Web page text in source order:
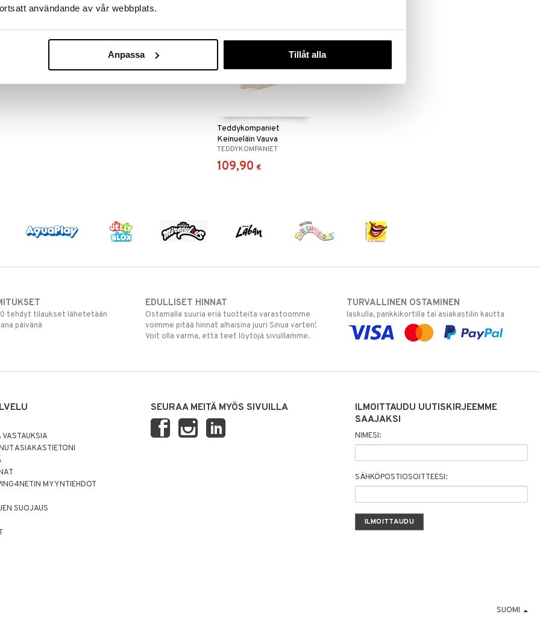
användande av vår webbplats.
Anpassa Tillåt alla
Teddykompaniet
Keinueläin Vauva
Elefantti
TEDDYKOMPANIET
109,90 €
tehdyt tilaukset lähetetään
päivänä
EDULLISET HINNAT
Ostamalla suuria eriä tuotteita varastoomme
voimme pitää hinnat alhaisina juuri Sinua varten!
Voit olla varma, että teet löytöjä sivuillamme.
TURVALLINEN OSTAMINEN
laskulla, pankkikortilla tai asiakastilin kautta
ASIAKASTIETONI
MYYNTIEHDOT
SUOJAUS
SEURAA MEITÄ MYÖS SIVUILLA
ILMOITTAUDU UUTISKIRJEEMME
SAAJAKSI
NIMESI:
SÄHKÖPOSTIOSOITTEESI:
SUOMI